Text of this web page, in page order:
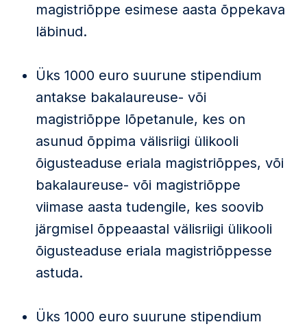
magistriõppe esimese aasta õppekava
läbinud.
Üks 1000 euro suurune stipendium
antakse bakalaureuse- või
magistriõppe lõpetanule, kes on
asunud õppima välisriigi ülikooli
õigusteaduse eriala magistriõppes, või
bakalaureuse- või magistriõppe
viimase aasta tudengile, kes soovib
järgmisel õppeaastal välisriigi ülikooli
õigusteaduse eriala magistriõppesse
astuda.
Üks 1000 euro suurune stipendium